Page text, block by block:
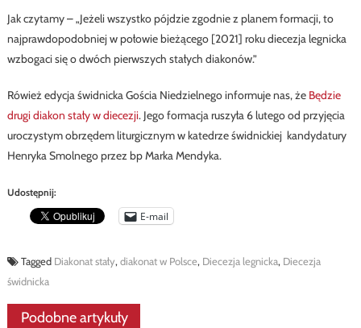
Jak czytamy – „Jeżeli wszystko pójdzie zgodnie z planem formacji, to
najprawdopodobniej w połowie bieżącego [2021] roku diecezja legnicka
wzbogaci się o dwóch pierwszych stałych diakonów.”
Rówież edycja świdnicka Gościa Niedzielnego informuje nas, że Będzie
drugi diakon stały w diecezji. Jego formacja ruszyła 6 lutego od przyjęcia
uroczystym obrzędem liturgicznym w katedrze świdnickiej kandydatury
Henryka Smolnego przez bp Marka Mendyka.
Udostępnij:
E-mail
Tagged Diakonat stały,diakonat w Polsce, Diecezja legnicka, Diecezja
świdnicka
Podobne artykuły